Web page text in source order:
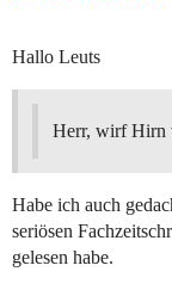
Hallo Leuts
Herr, wirf Hirn
Habe ich auch
seriösen
gelesen habe.